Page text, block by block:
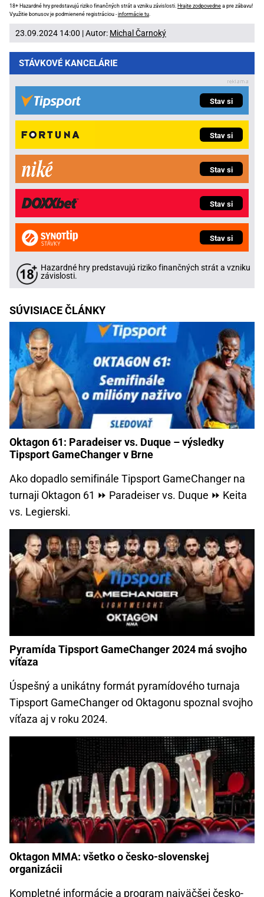
18+ Hazardné hry predstavujú riziko finančných strát a vzniku závislosti. Hrajte zodpovedne a pre zábavu!
Využitie bonusov je podmienené registráciou -informácie tu.
23.09.2024 14:00 | Autor: Michal Čarnoký
STÁVKOVÉ KANCELÁRIE
Stav si
Stav si
Stav si
Stav si
Stav si
Hazardné hry predstavujú riziko finančných strát a vzniku
závislosti.
SÚVISIACE ČLÁNKY
Oktagon 61: Paradeiser vs. Duque – výsledky
Tipsport GameChanger v Brne
Ako dopadlo semifinále Tipsport GameChanger na
turnaji Oktagon 61 ⏩ Paradeiser vs. Duque ⏩ Keita
vs. Legierski.
Pyramída Tipsport GameChanger 2024 má svojho
víťaza
Úspešný a unikátny formát pyramídového turnaja
Tipsport GameChanger od Oktagonu spoznal svojho
víťaza aj v roku 2024.
Oktagon MMA: všetko o česko-slovenskej
organizácii
Kompletné informácie a program najväčšej česko-